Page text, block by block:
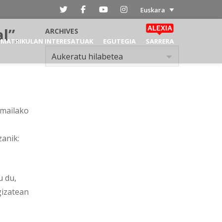
Euskara
MATRIKULAN INTERESATUAK EGUTEGIA SARRERA
du,
ARCHIVES
Archives
Aukeratu hilabetea